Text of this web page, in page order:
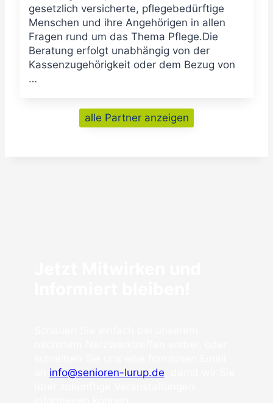
alle Partner anzeigen
gesetzlich versicherte, pflegebedürftige
Menschen und ihre Angehörigen in allen
Fragen rund um das Thema Pflege.Die
Beratung erfolgt unabhängig von der
Kassenzugehörigkeit oder dem Bezug von
…
info@senioren-lurup.de